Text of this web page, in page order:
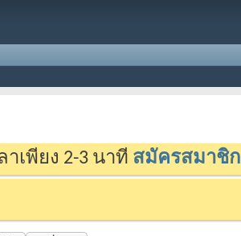
เพียง 2-3 นาที สมัครสมาชิก